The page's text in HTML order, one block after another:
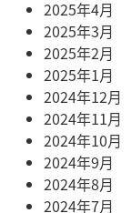
2025年4月
2025年3月
2025年2月
2025年1月
2024年12月
2024年11月
2024年10月
2024年9月
2024年8月
2024年7月